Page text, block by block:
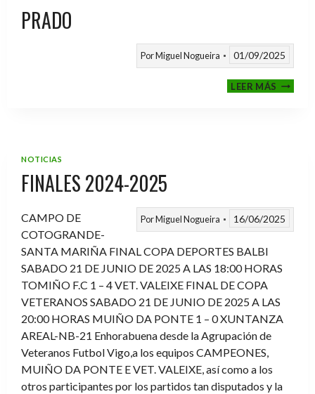
PRADO
PorMiguel Nogueira 01/09/2025
LEER MÁSVI
NOTICIAS
FINALES 2024-2025
PorMiguel Nogueira 16/06/2025
CAMPO DE
COTOGRANDE-
SANTA MARIÑA FINAL COPA DEPORTES BALBI
SABADO 21 DE JUNIO DE 2025 A LAS 18:00 HORAS
TOMIÑO F.C 1 – 4 VET. VALEIXE FINAL DE COPA
VETERANOS SABADO 21 DE JUNIO DE 2025 A LAS
20:00 HORAS MUIÑO DA PONTE 1 – 0 XUNTANZA
AREAL-NB-21 Enhorabuena desde la Agrupación de
Veteranos Futbol Vigo,a los equipos CAMPEONES,
MUIÑO DA PONTE E VET. VALEIXE, así como a los
otros participantes por los partidos tan disputados y la